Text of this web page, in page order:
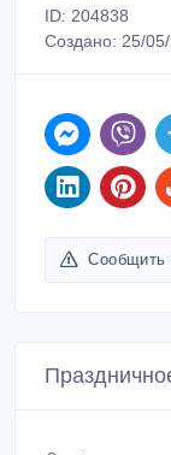
ID: 204838
Создано: 25/
Сообщить